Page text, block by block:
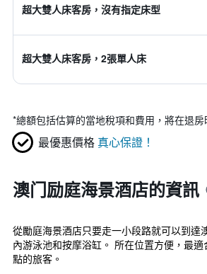
超大雙人床客房，沒有指定床型
超大雙人床客房，2張單人床
*總額包括估算的當地稅項和費用，將在退房
最優惠價格 真心保證！
澳门励庭海景酒店的資訊
從勵庭海景酒店只要走一小段路就可以到達
內游泳池和按摩浴缸。 所在位置方便，最
點的旅客。